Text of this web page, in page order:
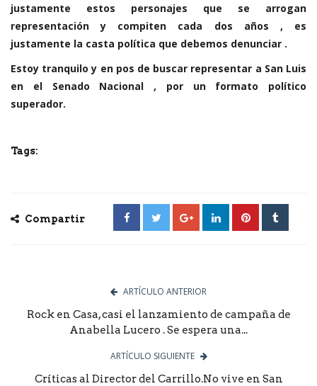
justamente estos personajes que se arrogan
representación y compiten cada dos años , es
justamente la casta política que debemos denunciar .
Estoy tranquilo y en pos de buscar representar a San Luis
en el Senado Nacional , por un formato político
superador.
Tags:
Compartir
ARTÍCULO ANTERIOR
Rock en Casa, casi el lanzamiento de campaña de
Anabella Lucero . Se espera una...
ARTÍCULO SIGUIENTE
Críticas al Director del Carrillo.No vive en San